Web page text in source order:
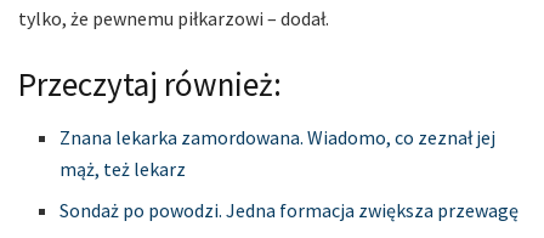
tylko, że pewnemu piłkarzowi – dodał.
Przeczytaj również:
Znana lekarka zamordowana. Wiadomo, co zeznał jej
mąż, też lekarz
Sondaż po powodzi. Jedna formacja zwiększa przewagę